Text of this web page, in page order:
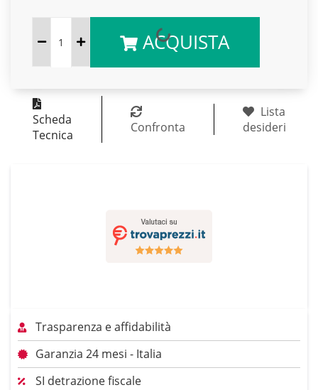
ACQUISTA
Scheda
Tecnica
Confronta
Lista
desideri
Trasparenza e affidabilità
Garanzia 24 mesi - Italia
SI detrazione fiscale